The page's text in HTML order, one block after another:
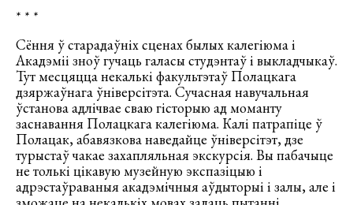
* * *
Сёння ў старадаўніх сценах былых калегіюма і
Акадэміі зноў гучаць галасы студэнтаў і выкладчыкаў.
Тут месцяцца некалькі факультэтаў Полацкага
дзяржаўнага ўніверсітэта. Сучасная навучальная
ўстанова адлічвае сваю гісторыю ад моманту
заснавання Полацкага калегіюма. Калі патрапіце ў
Полацак, абавязкова наведайце ўніверсітэт, дзе
турыстаў чакае захапляльная экскурсія. Вы пабачыце
не толькі цікавую музейную экспазіцыю і
адрэстаўраваныя акадэмічныя аўдыторыі і залы, але і